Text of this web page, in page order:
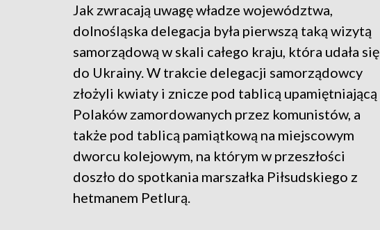
Jak zwracają uwagę władze województwa,
dolnośląska delegacja była pierwszą taką wizytą
samorządową w skali całego kraju, która udała się
do Ukrainy. W trakcie delegacji samorządowcy
złożyli kwiaty i znicze pod tablicą upamiętniającą
Polaków zamordowanych przez komunistów, a
także pod tablicą pamiątkową na miejscowym
dworcu kolejowym, na którym w przeszłości
doszło do spotkania marszałka Piłsudskiego z
hetmanem Petlurą.